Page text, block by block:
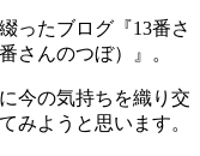
ったブログ『13番さ
んのつぼ）』。
今の気持ちを織り交
みようと思います。